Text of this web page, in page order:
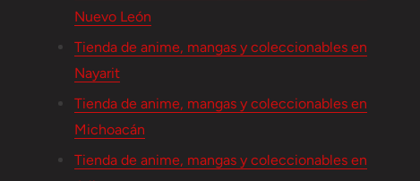
Nuevo León
Tienda de anime, mangas y coleccionables en
Nayarit
Tienda de anime, mangas y coleccionables en
Michoacán
Tienda de anime, mangas y coleccionables en